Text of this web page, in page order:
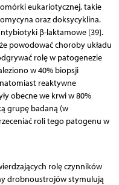
eukariotycznej, takie
oraz doksycyklina.
β-laktamowe [39].
powodować choroby układu
rolę w patogenezie
w 40% biopsji
reaktywne
obecne we krwi w 80%
grupę badaną (w
roli tego patogenu w
rolę czynników
drobnoustrojów stymulują